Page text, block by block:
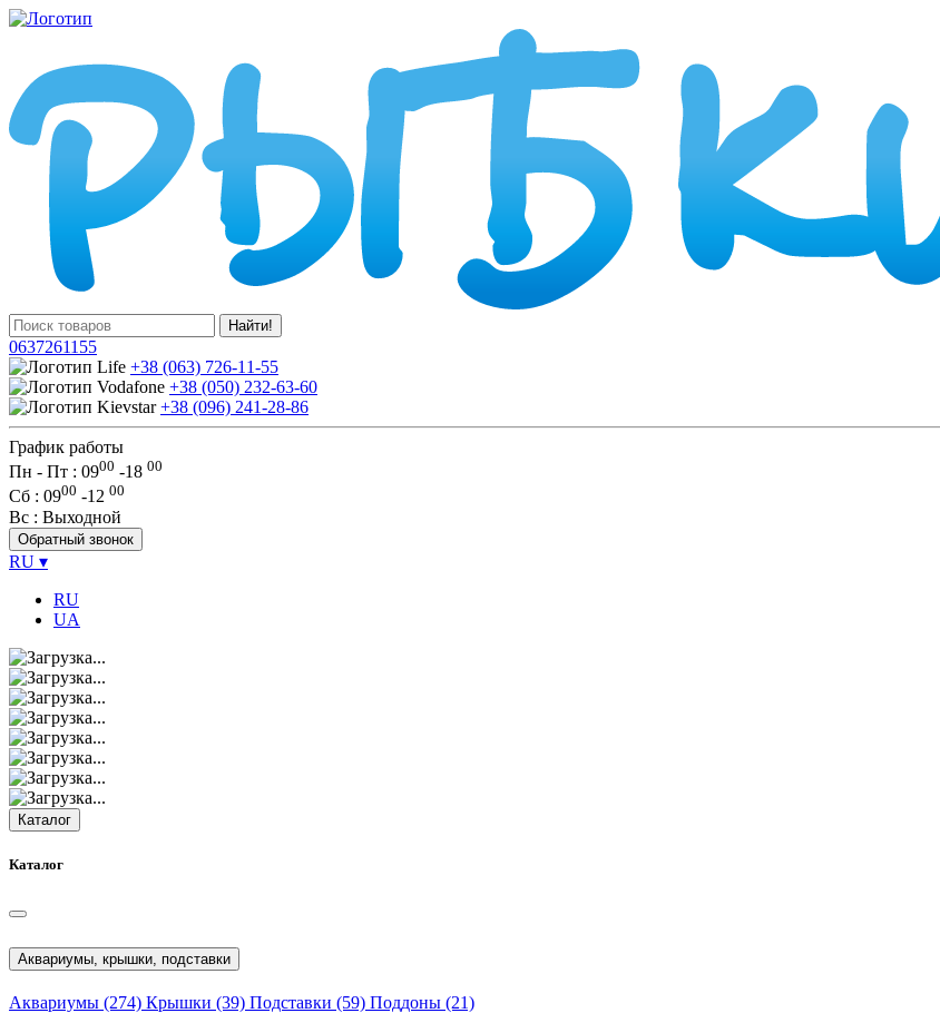
Найти!
0637261155
+38 (063) 726-11-55
+38 (050) 232-63-60
+38 (096) 241-28-86
График работы
Пн - Пт : 0900 -18 00
Сб : 0900 -12 00
Вс : Выходной
Обратный звонок
RU ▾
RU
UA
Каталог
Каталог
Аквариумы, крышки, подставки
Аквариумы (274) Крышки (39) Подставки (59) Поддоны (21)